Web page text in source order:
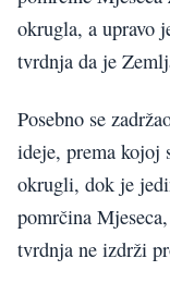
okrugla, a upravo
tvrdnja da je
Posebno se
ideje, prema kojoj
okrugli, dok je
pomrčina
tvrdnja ne izdrži